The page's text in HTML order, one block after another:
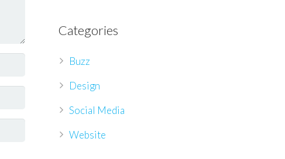
Categories
Buzz
Design
Social Media
Website